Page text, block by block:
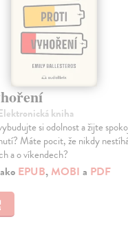
kniha
si odolnost a žijte
Máte pocit, že nikdy
a o víkendech?
EPUB, MOBI a PDF